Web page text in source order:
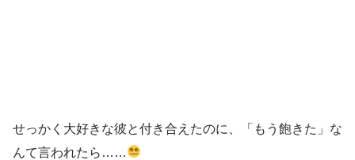
せっかく大好きな彼と付き合えたのに、「もう飽きた」な
んて言われたら……